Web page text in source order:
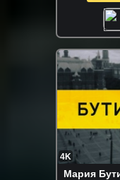
4K
Мария